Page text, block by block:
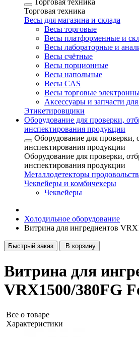
Торговая техника
Торговая техника
Весы для магазина и склада
Весы торговые
Весы платформенные и
Весы лабораторные и
Весы счётные
Весы порционные
Весы напольные
Весы CAS
Весы торговые
Аксессуары и запчасти для
Этикетировщики
Оборудование для проверки,
инспектирования продукции
Оборудование для проверки,
инспектирования продукции
Оборудование для проверки,
инспектирования продукции
Металлодетекторы
Чеквейеры и комбичекеры
Чеквейеры
Холодильное оборудование
Витрина для ингредиентов
Быстрый заказ В корзину
Витрина для
VRX1500/380FG
Все о товаре
Характеристики